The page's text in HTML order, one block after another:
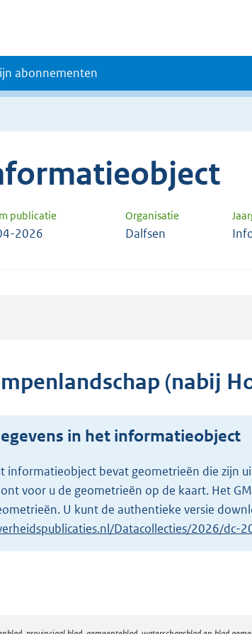
abonnementen
publicatie Organisatie
2026 Dalfsen
(nabij
in het informatieobject
informatieobject bevat geometrieën die zijn
voor u de geometrieën op de kaart. Het
U kunt de authentieke versie
Datacollecties/2026/